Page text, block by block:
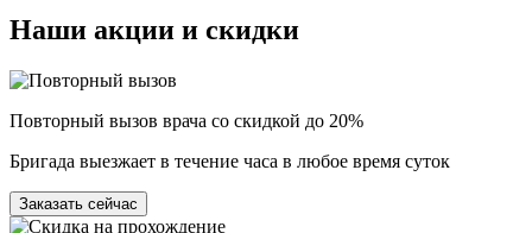
Наши акции и скидки
Повторный вызов врача со скидкой до 20%
Бригада выезжает в течение часа в любое время суток
Заказать сейчас